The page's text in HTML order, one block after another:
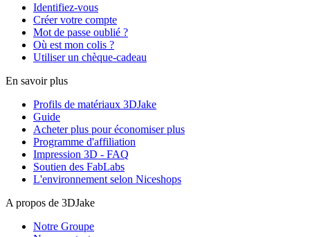
Identifiez-vous
Créer votre compte
Mot de passe oublié ?
Où est mon colis ?
Utiliser un chèque-cadeau
En savoir plus
Profils de matériaux 3DJake
Guide
Acheter plus pour économiser plus
Programme d'affiliation
Impression 3D - FAQ
Soutien des FabLabs
L'environnement selon Niceshops
A propos de 3DJake
Notre Groupe